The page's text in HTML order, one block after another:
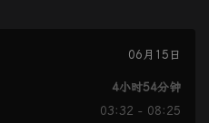
06月15日
4小时54分钟
03:32 - 08:25